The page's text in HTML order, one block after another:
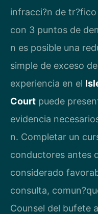
infracci?n de
con 3 puntos de
n es posible una
simple de exceso
experiencia en el
Court puede
evidencia
n. Completar un
conductores antes
considerado
consulta,
Counsel del bufete